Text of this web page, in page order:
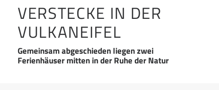
VERSTECKE IN DER
VULKANEIFEL
Gemeinsam abgeschieden liegen zwei
Ferienhäuser mitten in der Ruhe der Natur